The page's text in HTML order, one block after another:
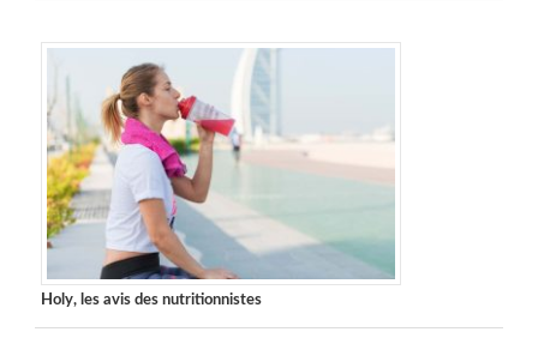
Holy, les avis des nutritionnistes